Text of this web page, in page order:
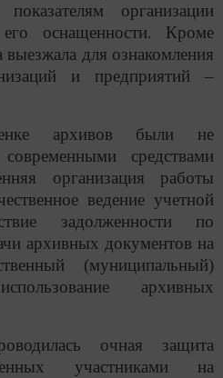
организации
его оснащенности. Кроме
выезжала для ознакомления
и предприятий –
архивов были не
средствами
организация работы
ведение учетной
задолженности по
архивных документов на
(муниципальный)
архивных
очная защита
участниками на